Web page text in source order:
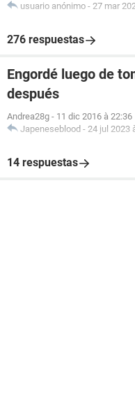
usuario anónimo - 27 mar
276 respuestas
Engordé luego de
después
Andrea28g - 11 dic 2016 à 22:36
Japeneseblood - 24 jul 2023
14 respuestas